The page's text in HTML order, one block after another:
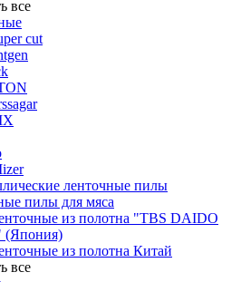
все
cut
ленточные пилы
пилы для мяса
из полотна "TBS DAIDO
(Япония)
из полотна Китай
все